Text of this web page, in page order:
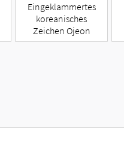
Eingeklammertes
koreanisches
Zeichen Ojeon